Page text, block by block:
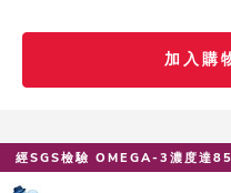
加入購
經SGS檢驗 OMEGA-3濃度達